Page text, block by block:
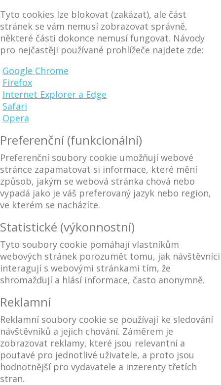
Tyto cookies lze blokovat (zakázat), ale část
stránek se vám nemusí zobrazovat správně,
některé části dokonce nemusí fungovat. Návody
pro nejčastěji používané prohlížeče najdete zde:
Google Chrome
Firefox
Internet Explorer a Edge
Safari
Opera
Preferenční (funkcionální)
Preferenční soubory cookie umožňují webové
stránce zapamatovat si informace, které mění
způsob, jakým se webová stránka chová nebo
vypadá jako je váš preferovaný jazyk nebo region,
ve kterém se nacházíte.
Statistické (výkonnostní)
Tyto soubory cookie pomáhají vlastníkům
webových stránek porozumět tomu, jak návštěvníci
interagují s webovými stránkami tím, že
shromažďují a hlásí informace, často anonymně.
Reklamní
Reklamní soubory cookie se používají ke sledování
návštěvníků a jejich chování. Záměrem je
zobrazovat reklamy, které jsou relevantní a
poutavé pro jednotlivé uživatele, a proto jsou
hodnotnější pro vydavatele a inzerenty třetích
stran.